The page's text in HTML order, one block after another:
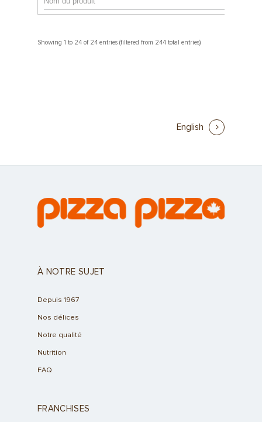
Showing 1 to 24 of 24 entries (filtered from 244 total entries)
English
À NOTRE SUJET
Depuis 1967
Nos délices
Notre qualité
Nutrition
FAQ
FRANCHISES
équipe
Cartes-cadeaux